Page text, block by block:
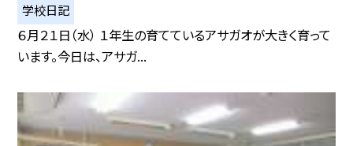
学校日記
６月２１日（水） １年生の育てているアサガオが大きく育って
います。今日は、アサガ...